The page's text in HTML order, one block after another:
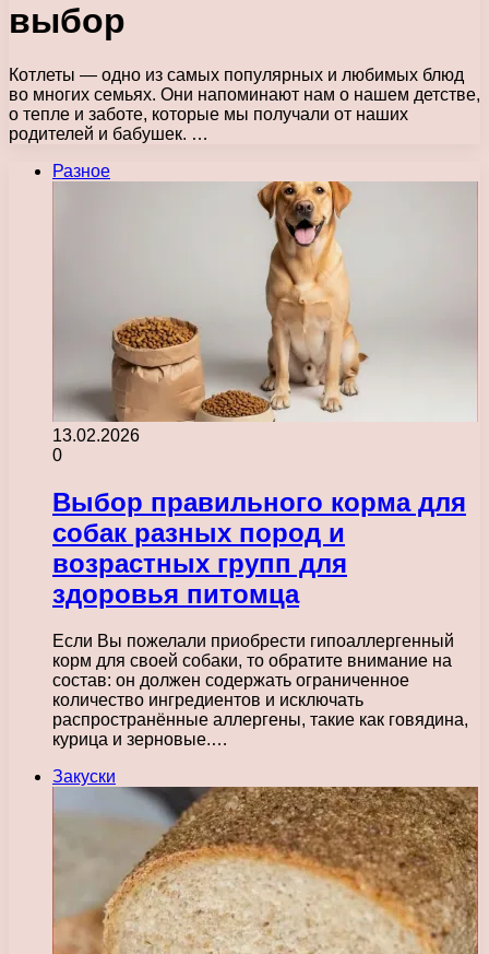
выбор
Котлеты — одно из самых популярных и любимых блюд
во многих семьях. Они напоминают нам о нашем детстве,
о тепле и заботе, которые мы получали от наших
родителей и бабушек. …
Разное
13.02.2026
0
Выбор правильного корма для
собак разных пород и
возрастных групп для
здоровья питомца
Если Вы пожелали приобрести гипоаллергенный
корм для своей собаки, то обратите внимание на
состав: он должен содержать ограниченное
количество ингредиентов и исключать
распространённые аллергены, такие как говядина,
курица и зерновые.…
Закуски